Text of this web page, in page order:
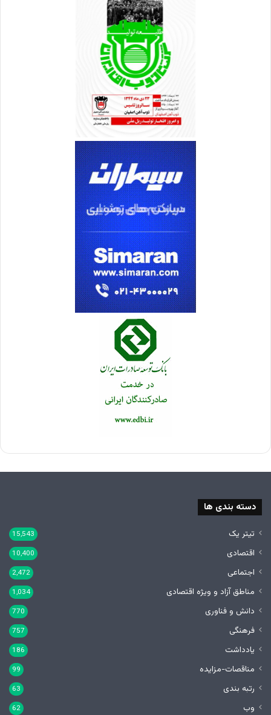
دسته بندی ها
تیتر یک 15,543
اقتصادی 10,400
اجتماعی 2,472
مناطق آزاد و ویژه اقتصادی 1,034
دانش و فناوری 770
فرهنگی 757
یادداشت 186
مناقصات-مزایده 99
رتبه بندی 63
وب 62